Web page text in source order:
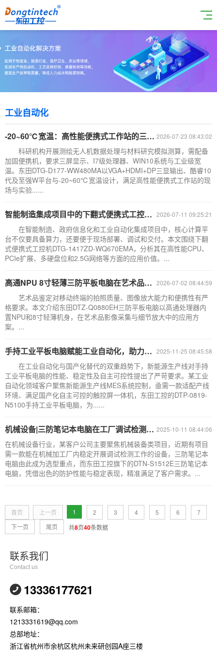
工业自动化
2026-07-23 08:43:02
-20~60℃宽温：高性能便携式工作站的三屏显示赋能科研计算
科研机构开展测绘无人机数据处理与材料研究模拟测算，需配备
加固便携机，要求三屏显示、I7级处理器、WIN10系统与工业级宽
温。东田DTG-D177-WW480MA以VGA+HDMI+DP三显输出、酷睿10
代及至强W平台与-20~60℃宽温设计，满足高性能便携式工作站的现
场与实验......
2026-07-11 09:25:21
智能制造集成项目中的下翻式便携式工控机选型解析
在智能制造、政府信息化和工业自动化集成项目中，核心计算平
台不仅要具备算力，还要便于现场部署、调试和交付。本文围绕下翻
式便携式工控机DTG-1417ZD-WQ670EMA，分析其在高性能CPU、
PCIe扩展、多硬盘位和2.5G网络等方面的应用价值。...
2026-07-02 08:44:59
高通NPU 8寸轻薄三防平板电脑在艺术品鉴定中的应用
艺术品鉴定对移动终端的拍照质量、图像放大能力和便携性有严
格要求。本文介绍东田DTZ-Q0880EH三防平板电脑以高通处理器内
置NPU和8寸轻薄机身，在艺术品影像采集与细节放大中的应用方
案。...
2025-11-25 08:45:58
手持工业平板电脑赋能工业自动化，助力新能源产线国产化自主可控升级
在工业自动化与国产化替代的双重趋势下，新能源生产线对手持
工业平板电脑的性能、稳定性及自主可控性提出了严苛要求。某工业
自动化领域客户聚焦新能源生产线MES系统控制，亟需一款适配产线
环境、满足国产化自主可控的触控屏一体机，东田工控的DTP-0819-
N5100手持工业平板电脑，为......
2025-10-11 08:44:06
机械设备|三防笔记本电脑在工厂调试检测中的解决方案推荐
在机械设备行业，某客户公司主要聚焦机械装备类项目，近期有项目
需一款能在机械加工厂内稳定开展调试检测工作的设备，三防笔记本
电脑由此成为选型重点，而东田工控旗下的DTN-S1512E三防笔记本
电脑，凭借出色的防护性能与稳定表现，精准满足了客户需求。...
首页 上一页 1 2 3 4 5 6
7
下一页
尾页 共8页40条数据
联系我们
Contact us
13336177621
联系邮箱：
1213331619@qq.com
总部地址：
浙江省杭州市余杭区杭州未来研创园A座三楼